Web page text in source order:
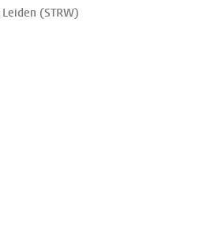
(STRW)